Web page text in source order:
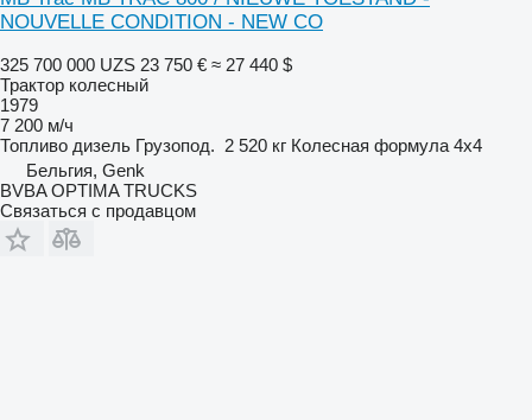
NOUVELLE CONDITION - NEW CO
325 700 000 UZS 23 750 € ≈ 27 440 $
Трактор колесный
1979
7 200 м/ч
Топливо дизель Грузопод. 2 520 кг Колесная формула 4x4
Бельгия, Genk
BVBA OPTIMA TRUCKS
Связаться с продавцом